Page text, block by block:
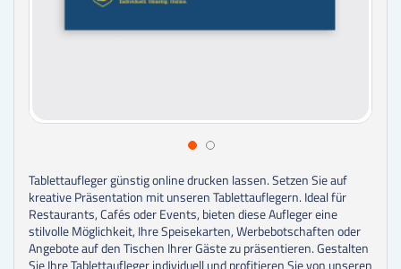
Tablettaufleger günstig online drucken lassen. Setzen Sie auf
kreative Präsentation mit unseren Tablettauflegern. Ideal für
Restaurants, Cafés oder Events, bieten diese Aufleger eine
stilvolle Möglichkeit, Ihre Speisekarten, Werbebotschaften oder
Angebote auf den Tischen Ihrer Gäste zu präsentieren. Gestalten
Sie Ihre Tablettaufleger individuell und profitieren Sie von unseren